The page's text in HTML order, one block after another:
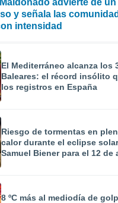
advierte de
y señala las
intensidad
El Mediterráneo alcanza los
Baleares: el récord insólito
los registros en España
Riesgo de tormentas en
calor durante el eclipse
Samuel Biener para el 12 de
8 ºC más al mediodía de